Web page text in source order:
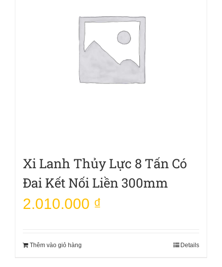
Xi Lanh Thủy Lực 8 Tấn Có
Đai Kết Nối Liền 300mm
2.010.000 ₫
Thêm vào giỏ hàng Details